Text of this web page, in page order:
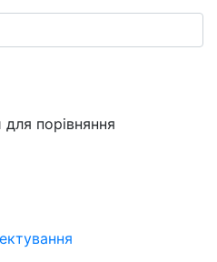
порівняння